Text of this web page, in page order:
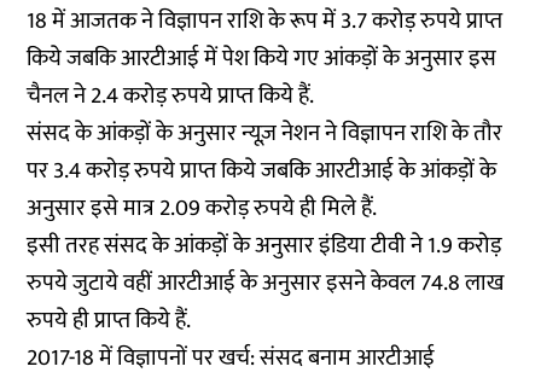
18 में आजतक ने विज्ञापन राशि के रूप में 3.7 करोड़ रुपये प्राप्त
किये जबकि आरटीआई में पेश किये गए आंकड़ों के अनुसार इस
चैनल ने 2.4 करोड़ रुपये प्राप्त किये हैं.
संसद के आंकड़ों के अनुसार न्यूज़ नेशन ने विज्ञापन राशि के तौर
पर 3.4 करोड़ रुपये प्राप्त किये जबकि आरटीआई के आंकड़ों के
अनुसार इसे मात्र 2.09 करोड़ रुपये ही मिले हैं.
इसी तरह संसद के आंकड़ों के अनुसार इंडिया टीवी ने 1.9 करोड़
रुपये जुटाये वहीं आरटीआई के अनुसार इसने केवल 74.8 लाख
रुपये ही प्राप्त किये हैं.
2017-18 में विज्ञापनों पर खर्च: संसद बनाम आरटीआई